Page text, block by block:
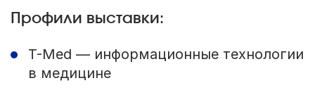
Профили выставки:
T-Med — информационные технологии
в медицине